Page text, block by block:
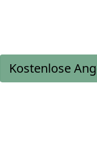
Kostenlose